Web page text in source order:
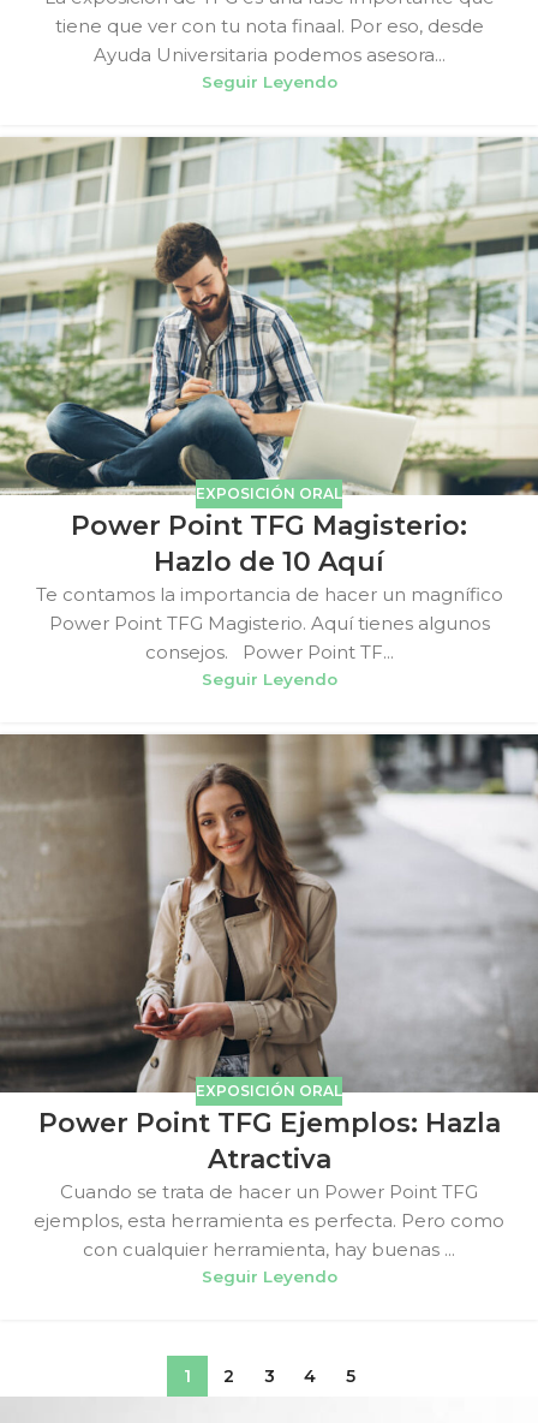
tiene que ver con tu nota finaal. Por eso, desde
Ayuda Universitaria podemos asesora...
Seguir Leyendo
EXPOSICIÓN ORAL
Power Point TFG Magisterio:
Hazlo de 10 Aquí
Te contamos la importancia de hacer un magnífico
Power Point TFG Magisterio. Aquí tienes algunos
consejos. Power Point TF...
Seguir Leyendo
EXPOSICIÓN ORAL
Power Point TFG Ejemplos: Hazla
Atractiva
Cuando se trata de hacer un Power Point TFG
ejemplos, esta herramienta es perfecta. Pero como
con cualquier herramienta, hay buenas ...
Seguir Leyendo
1 2 3 4 5